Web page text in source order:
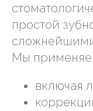
простой
Мы
включая